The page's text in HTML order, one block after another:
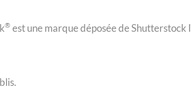
® est une marque déposée de Shutterstock